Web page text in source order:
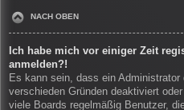
NACH OBEN
Ich habe mich vor einiger Zeit
anmelden?!
Es kann sein, dass ein Administrator
verschieden Gründen deaktiviert
viele Boards regelmäßig Benutzer,